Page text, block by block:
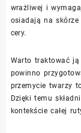
wrażliwej i
osiadają na
cery.
Warto traktować ją
powinno
przemycie twarzy
Dzięki temu
kontekście całej